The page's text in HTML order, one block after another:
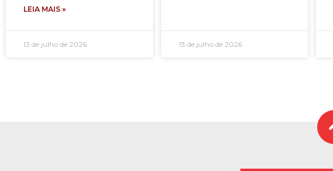
LEIA MAIS »
13 de julho de 2026 13 de julho de 2026